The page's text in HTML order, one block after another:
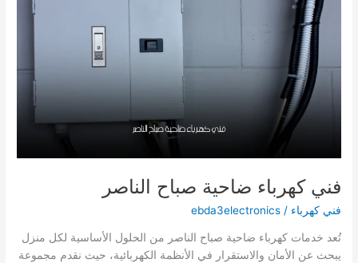
فني كهرباء ضاحية صباح الناصر
فني كهرباء /
ebda3electronics
تُعد خدمات كهرباء ضاحية صباح الناصر من الحلول الأساسية لكل منزل
يبحث عن الأمان والاستقرار في الأنظمة الكهربائية، حيث نقدم مجموعة